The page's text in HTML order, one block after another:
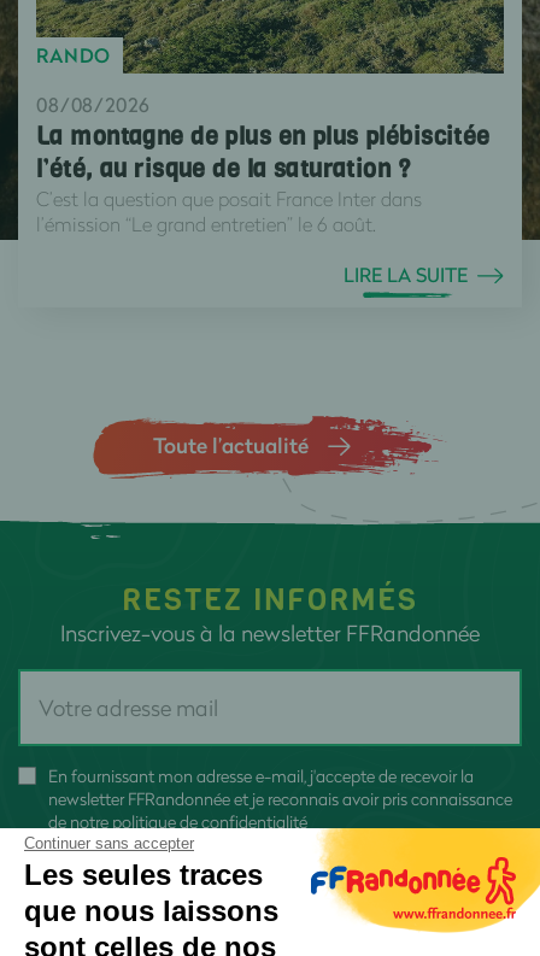
RANDO
08/08/2026
La montagne de plus en plus plébiscitée
l’été, au risque de la saturation ?
C’est la question que posait France Inter dans
l’émission “Le grand entretien” le 6 août.
LIRE LA SUITE
Toute l’actualité
RESTEZ INFORMÉS
Inscrivez-vous à la newsletter FFRandonnée
En fournissant mon adresse e-mail, j'accepte de recevoir la
newsletter FFRandonnée et je reconnais avoir pris connaissance
de notre politique de confidentialité
Continuer sans accepter
Les seules traces
que nous laissons
sont celles de nos